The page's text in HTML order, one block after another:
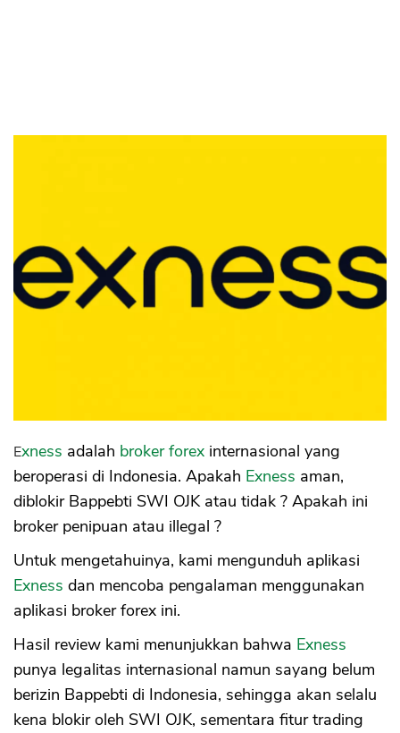
Asuransi Kesehatan
Asuransi Syariah
Exness adalah broker forex internasional yang
beroperasi di Indonesia. Apakah Exness aman,
diblokir Bappebti SWI OJK atau tidak ? Apakah ini
broker penipuan atau illegal ?
Untuk mengetahuinya, kami mengunduh aplikasi
Exness dan mencoba pengalaman menggunakan
aplikasi broker forex ini.
Hasil review kami menunjukkan bahwa Exness
punya legalitas internasional namun sayang belum
berizin Bappebti di Indonesia, sehingga akan selalu
kena blokir oleh SWI OJK, sementara fitur trading